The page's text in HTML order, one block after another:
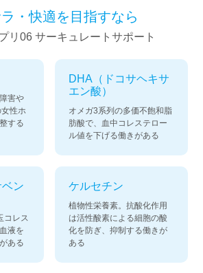
・快適を目指すなら
リ06 サーキュレートサポート
害や
性ホ
する
DHA（ドコサヘキサ
エン酸）
オメガ3系列の多価不飽和脂
肪酸で、血中コレステロー
ル値を下げる働きがある
ン
コレス
液を
ある
ケルセチン
植物性栄養素。抗酸化作用
は活性酸素による細胞の酸
化を防ぎ、抑制する働きが
ある